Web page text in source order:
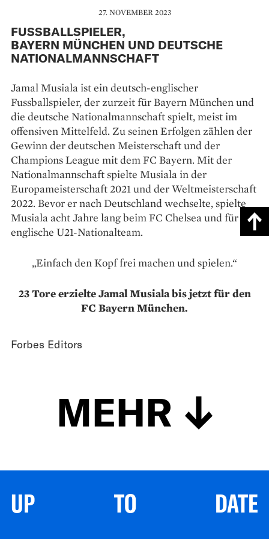
27. NOVEMBER 2023
FUSSBALLSPIELER,
BAYERN MÜNCHEN UND DEUTSCHE
NATIONALMANNSCHAFT
Jamal Musiala ist ein deutsch-englischer
Fussballspieler, der zurzeit für Bayern München und
die deutsche Nationalmannschaft spielt, meist im
offensiven Mittelfeld. Zu seinen Erfolgen zählen der
Gewinn der deutschen Meisterschaft und der
Champions League mit dem FC Bayern. Mit der
Nationalmannschaft spielte Musiala in der
Europameisterschaft 2021 und der Weltmeisterschaft
2022. Bevor er nach Deutschland wechselte, spielte
Musiala acht Jahre lang beim FC Chelsea und für das
englische U21-Nationalteam.
„Einfach den Kopf frei machen und spielen.“
23 Tore erzielte Jamal Musiala bis jetzt für den
FC Bayern München.
Forbes Editors
MEHR
UP TO DATE